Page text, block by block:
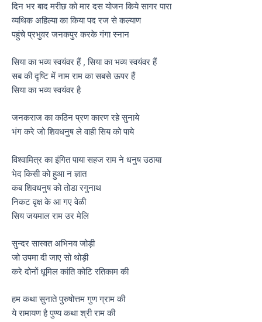
दिन भर बाद मरीछ को मार दस योजन किये सागर पारा
व्यथिक अहिल्या का किया पद रज से कल्याण
पहुंचे प्रभुवर जनकपुर करके गंगा स्नान
सिया का भव्य स्वयंवर हैं , सिया का भव्य स्वयंवर हैं
सब की दृष्टि में नाम राम का सबसे ऊपर हैं
सिया का भव्य स्वयंवर है
जनकराज का कठिन प्रण कारण रहे सुनाये
भंग करे जो शिवधनुष ले वाही सिय को पाये
विश्वामित्र का इंगित पाया सहज राम ने धनुष उठाया
भेद किसी को हुआ न ज्ञात
कब शिवधनुष को तोडा रगुनाथ
निकट वृक्ष के आ गए वेळी
सिय जयमाल राम उर मेलि
सुन्दर सास्वत अभिनव जोड़ी
जो उपमा दी जाए सो थोड़ी
करे दोनों धूमिल कांति कोटि रतिकाम की
हम कथा सुनाते पुरुषोत्तम गुण ग्राम की
ये रामायण है पुण्य कथा श्री राम की